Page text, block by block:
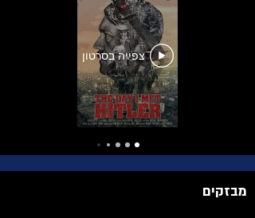
צפייה בסרטון
מבזקים